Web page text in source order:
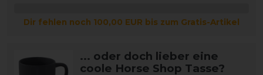
Dir fehlen noch 100,00 EUR bis zum Gratis-Artikel
... oder doch lieber eine
coole Horse Shop Tasse?